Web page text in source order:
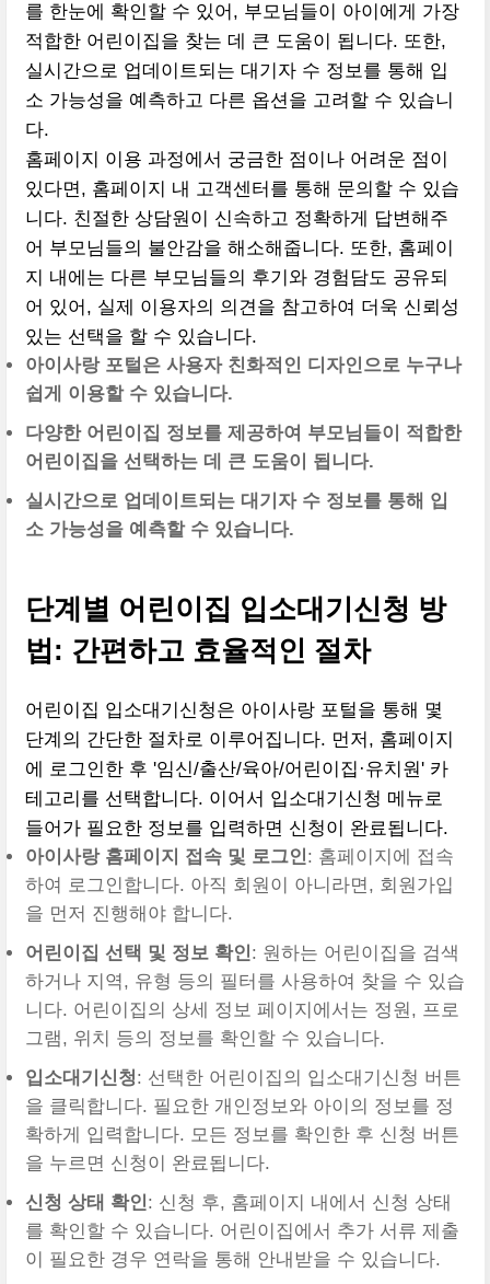
를 한눈에 확인할 수 있어, 부모님들이 아이에게 가장
적합한 어린이집을 찾는 데 큰 도움이 됩니다. 또한,
실시간으로 업데이트되는 대기자 수 정보를 통해 입
소 가능성을 예측하고 다른 옵션을 고려할 수 있습니
다.
홈페이지 이용 과정에서 궁금한 점이나 어려운 점이
있다면, 홈페이지 내 고객센터를 통해 문의할 수 있습
니다. 친절한 상담원이 신속하고 정확하게 답변해주
어 부모님들의 불안감을 해소해줍니다. 또한, 홈페이
지 내에는 다른 부모님들의 후기와 경험담도 공유되
어 있어, 실제 이용자의 의견을 참고하여 더욱 신뢰성
있는 선택을 할 수 있습니다.
아이사랑 포털은 사용자 친화적인 디자인으로 누구나
쉽게 이용할 수 있습니다.
다양한 어린이집 정보를 제공하여 부모님들이 적합한
어린이집을 선택하는 데 큰 도움이 됩니다.
실시간으로 업데이트되는 대기자 수 정보를 통해 입
소 가능성을 예측할 수 있습니다.
단계별 어린이집 입소대기신청 방
법: 간편하고 효율적인 절차
어린이집 입소대기신청은 아이사랑 포털을 통해 몇
단계의 간단한 절차로 이루어집니다. 먼저, 홈페이지
에 로그인한 후 '임신/출산/육아/어린이집·유치원' 카
테고리를 선택합니다. 이어서 입소대기신청 메뉴로
들어가 필요한 정보를 입력하면 신청이 완료됩니다.
아이사랑 홈페이지 접속 및 로그인: 홈페이지에 접속
하여 로그인합니다. 아직 회원이 아니라면, 회원가입
을 먼저 진행해야 합니다.
어린이집 선택 및 정보 확인: 원하는 어린이집을 검색
하거나 지역, 유형 등의 필터를 사용하여 찾을 수 있습
니다. 어린이집의 상세 정보 페이지에서는 정원, 프로
그램, 위치 등의 정보를 확인할 수 있습니다.
입소대기신청: 선택한 어린이집의 입소대기신청 버튼
을 클릭합니다. 필요한 개인정보와 아이의 정보를 정
확하게 입력합니다. 모든 정보를 확인한 후 신청 버튼
을 누르면 신청이 완료됩니다.
신청 상태 확인: 신청 후, 홈페이지 내에서 신청 상태
를 확인할 수 있습니다. 어린이집에서 추가 서류 제출
이 필요한 경우 연락을 통해 안내받을 수 있습니다.